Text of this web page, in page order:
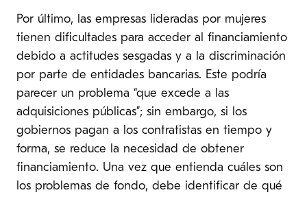
Por último, las empresas lideradas por mujeres
tienen dificultades para acceder al financiamiento
debido a actitudes sesgadas y a la discriminación
por parte de entidades bancarias. Este podría
parecer un problema “que excede a las
adquisiciones públicas”; sin embargo, si los
gobiernos pagan a los contratistas en tiempo y
forma, se reduce la necesidad de obtener
financiamiento. Una vez que entienda cuáles son
los problemas de fondo, debe identificar de qué